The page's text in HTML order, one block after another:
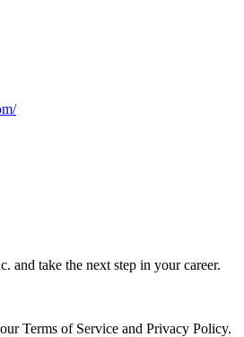
and take the next step in your career.
Terms of Service and Privacy Policy.